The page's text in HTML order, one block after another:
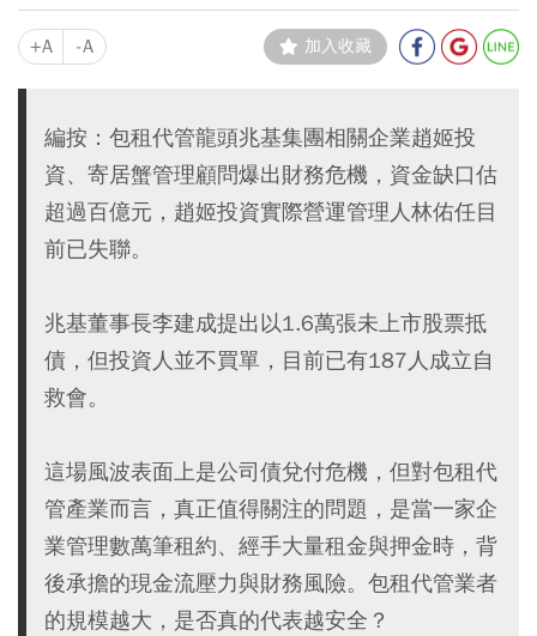
+A -A 加入收藏
編按：包租代管龍頭兆基集團相關企業趙姬投
資、寄居蟹管理顧問爆出財務危機，資金缺口估
超過百億元，趙姬投資實際營運管理人林佑任目
前已失聯。
兆基董事長李建成提出以1.6萬張未上市股票抵
債，但投資人並不買單，目前已有187人成立自
救會。
這場風波表面上是公司債兌付危機，但對包租代
管產業而言，真正值得關注的問題，是當一家企
業管理數萬筆租約、經手大量租金與押金時，背
後承擔的現金流壓力與財務風險。包租代管業者
的規模越大，是否真的代表越安全？